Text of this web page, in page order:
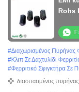
Rohs
#Διαχωρισμένος Πυρήνας
#Κλιπ Σε Δαχτυλίδι
#Φερριτικό Σφιγκτήρα Σε
διασπασμένος πυρήνας